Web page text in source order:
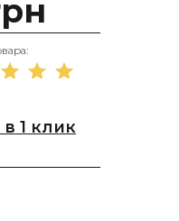
1 клик